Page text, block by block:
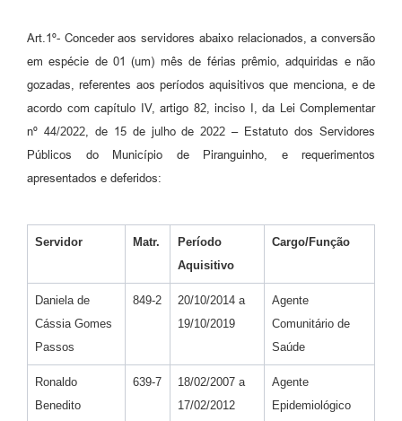
Art.1º- Conceder aos servidores abaixo relacionados, a conversão
em espécie de 01 (um) mês de férias prêmio, adquiridas e não
gozadas, referentes aos períodos aquisitivos que menciona, e de
acordo com capítulo IV, artigo 82, inciso I, da Lei Complementar
nº 44/2022, de 15 de julho de 2022 – Estatuto dos Servidores
Públicos do Município de Piranguinho, e requerimentos
apresentados e deferidos:
Servidor Matr.
Período
Aquisitivo
Cargo/Função
Daniela de
Cássia Gomes
Passos
849-2
20/10/2014 a
19/10/2019
Agente
Comunitário de
Saúde
Ronaldo
Benedito
639-7
18/02/2007 a
17/02/2012
Agente
Epidemiológico